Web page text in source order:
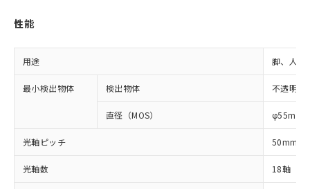
性能
用途 脚、人体
最小検出物体 検出物体 不透明体
直径（MOS） φ55mm
光軸ピッチ 50mm
光軸数 18軸